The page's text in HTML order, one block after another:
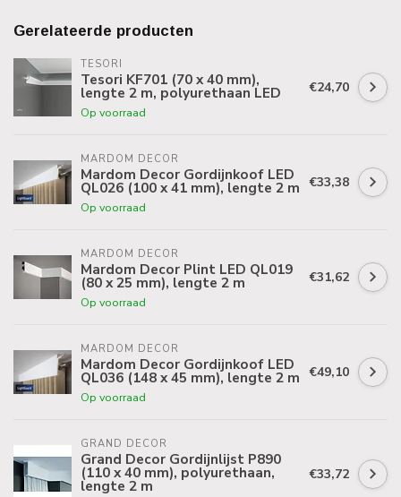
Gerelateerde producten
TESORI
Tesori KF701 (70 x 40 mm),
lengte 2 m, polyurethaan LED
Op voorraad
€24,70
MARDOM DECOR
Mardom Decor Gordijnkoof LED
QL026 (100 x 41 mm), lengte 2 m
Op voorraad
€33,38
MARDOM DECOR
Mardom Decor Plint LED QL019
(80 x 25 mm), lengte 2 m
Op voorraad
€31,62
MARDOM DECOR
Mardom Decor Gordijnkoof LED
QL036 (148 x 45 mm), lengte 2 m
Op voorraad
€49,10
GRAND DECOR
Grand Decor Gordijnlijst P890
(110 x 40 mm), polyurethaan,
lengte 2 m
€33,72